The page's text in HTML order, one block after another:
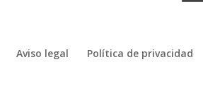
Aviso legal Política de privacidad